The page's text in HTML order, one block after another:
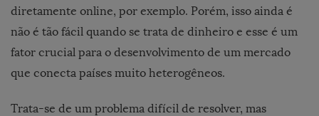
diretamente online, por exemplo. Porém, isso ainda é
não é tão fácil quando se trata de dinheiro e esse é um
fator crucial para o desenvolvimento de um mercado
que conecta países muito heterogêneos.
Trata-se de um problema difícil de resolver, mas